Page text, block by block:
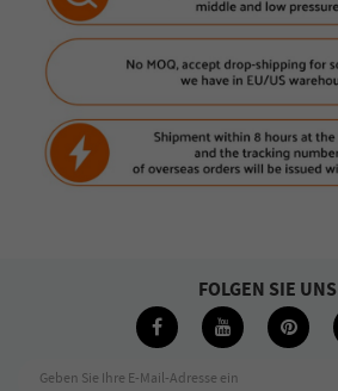
Geben Sie Ihre E-Mail-Adresse ein
FOLGEN SIE UNS